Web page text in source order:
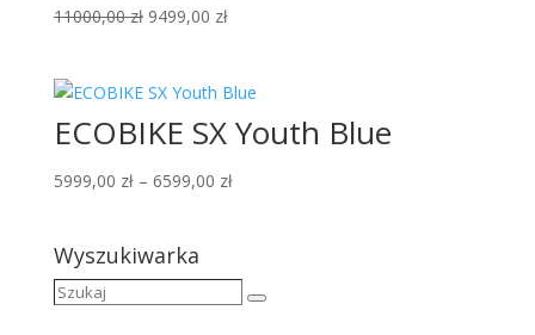
11000,00zł Pierwotna
11000,00 zł.
9499,00 złAktualna
9499,00 zł.
ECOBIKE SX Youth Blue
5999,00 zł – 6599,00 złZakres
do
Wyszukiwarka
Szukaj
Szukaj